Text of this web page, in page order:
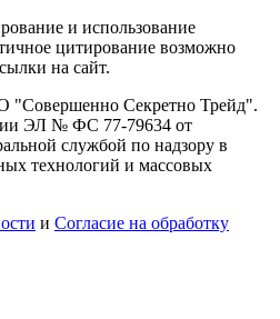
и использование
цитирование возможно
на сайт.
"Совершенно Секретно Трейд".
ЭЛ № ФС 77-79634 от
службой по надзору в
технологий и массовых
и Согласие на обработку